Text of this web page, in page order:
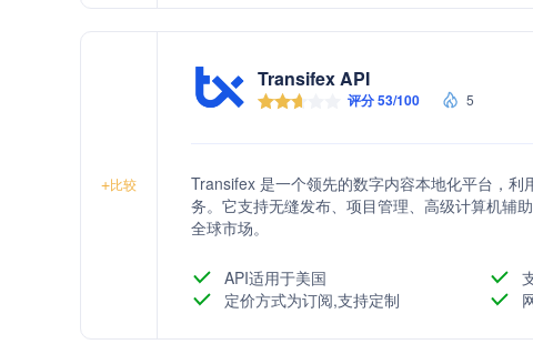
+比较
Transifex API
评分 53/100 5
Transifex 是一个领先的数字内容本地化平台，
务。它支持无缝发布、项目管理、高级计算机辅
全球市场。
API适用于美国
定价方式为订阅,支持定制